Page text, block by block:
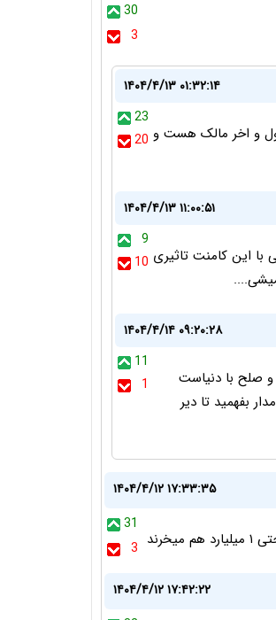
30
3
۱۴۰۴/۴/۱۳ ۰۱:۳۲:۱۴
23
20 و اخر مالک هست و
۱۴۰۴/۴/۱۳ ۱۱:۰۰:۵۱
9
10 با این کامنت تاثیری
۱۴۰۴/۴/۱۴ ۰۹:۲۰:۲۸
11
1
و صلح با دنیاست
بفهمید تا دیر
۱۴۰۴/۴/۱۲ ۱۷:۳۳:۳۵
31
3
۱۴۰۴/۴/۱۲ ۱۷:۴۲:۲۲